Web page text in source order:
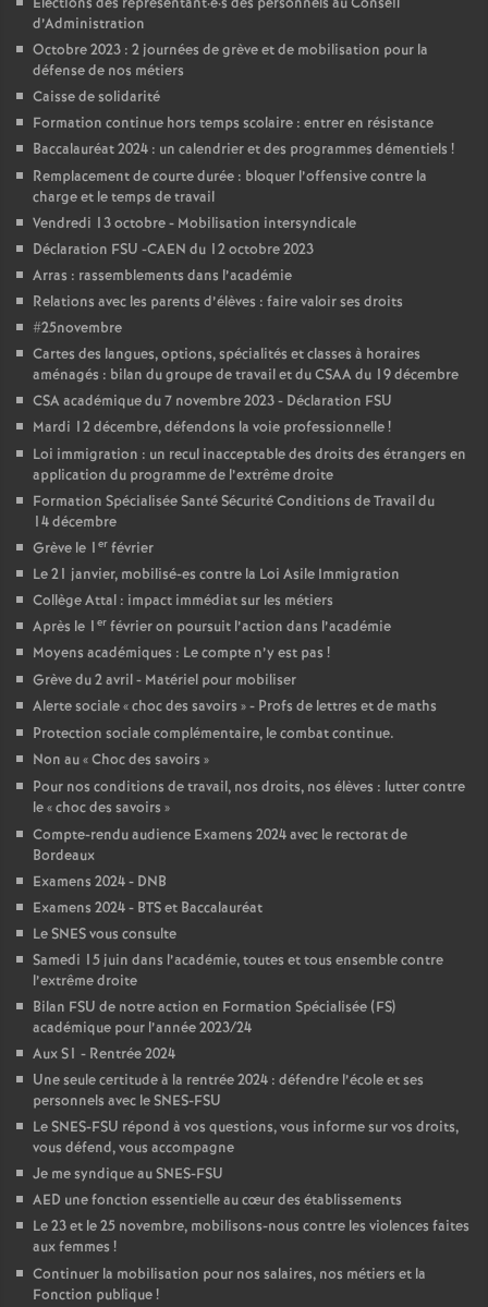
n
d
e
r
é
O
r
é
a
n
T
r
d’Administration
Octobre 2023 : 2 journées de grève et de mobilisation pour la
défense de nos métiers
Caisse de solidarité
Formation continue hors temps scolaire : entrer en résistance
Baccalauréat 2024 : un calendrier et des programmes démentiels !
Remplacement de courte durée : bloquer l’offensive contre la
charge et le temps de travail
Vendredi 13 octobre - Mobilisation intersyndicale
Déclaration FSU -CAEN du 12 octobre 2023
Arras : rassemblements dans l’académie
Relations avec les parents d’élèves : faire valoir ses droits
#25novembre
Cartes des langues, options, spécialités et classes à horaires
aménagés : bilan du groupe de travail et du CSAA du 19 décembre
CSA académique du 7 novembre 2023 - Déclaration FSU
Mardi 12 décembre, défendons la voie professionnelle!
Loi immigration : un recul inacceptable des droits des étrangers en
application du programme de l’extrême droite
Formation Spécialisée Santé Sécurité Conditions de Travail du
14 décembre
Grève le 1 er février
Le 21 janvier, mobilisé-es contre la Loi Asile Immigration
Collège Attal : impact immédiat sur les métiers
Après le 1 er février on poursuit l’action dans l’académie
Moyens académiques : Le compte n’y est pas !
Grève du 2 avril - Matériel pour mobiliser
Alerte sociale «choc des savoirs » - Profs de lettres et de maths
Protection sociale complémentaire, le combat continue.
Non au «Choc des savoirs »
Pour nos conditions de travail, nos droits, nos élèves : lutter contre
le «choc des savoirs »
Compte-rendu audience Examens 2024 avec le rectorat de
Bordeaux
Examens 2024 - DNB
Examens 2024 - BTS et Baccalauréat
Le SNES vous consulte
Samedi 15 juin dans l’académie, toutes et tous ensemble contre
l’extrême droite
Bilan FSU de notre action en Formation Spécialisée (FS)
académique pour l’année 2023/24
Aux S1 - Rentrée 2024
Une seule certitude à la rentrée 2024 : défendre l’école et ses
personnels avec le SNES-FSU
Le SNES-FSU répond à vos questions, vous informe sur vos droits,
vous défend, vous accompagne
Je me syndique au SNES-FSU
AED une fonction essentielle au cœur des établissements
Le 23 et le 25 novembre, mobilisons-nous contre les violences faites
aux femmes !
Continuer la mobilisation pour nos salaires, nos métiers et la
Fonction publique!